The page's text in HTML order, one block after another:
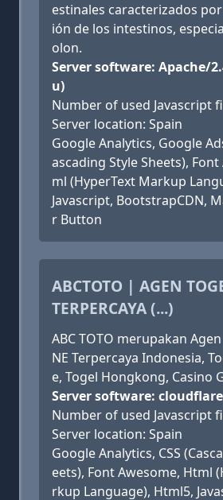
estinales caracterizados
ión de los intestinos,
olon.
Server software: Apache/
u)
Number of used Javascript
Server location: Spain
Google Analytics, Google
ascading Style Sheets),
ml (HyperText Markup
Javascript, BootstrapCDN,
r Button
ABCTOTO | AGEN
TERPERCAYA (...)
ABC TOTO merupakan Agen
NE Terpercaya Indonesia,
e, Togel Hongkong, Casino
Server software:
Number of used Javascript
Server location: Spain
Google Analytics, CSS
eets), Font Awesome, Html
rkup Language), Html5,